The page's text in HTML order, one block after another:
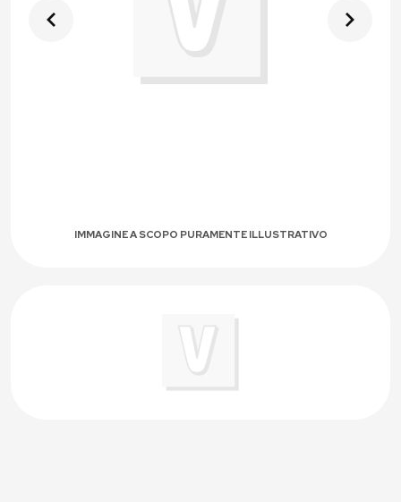
IMMAGINE A SCOPO PURAMENTE ILLUSTRATIVO